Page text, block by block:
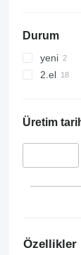
Durum
yeni
2.el
Üretim
Özellikler